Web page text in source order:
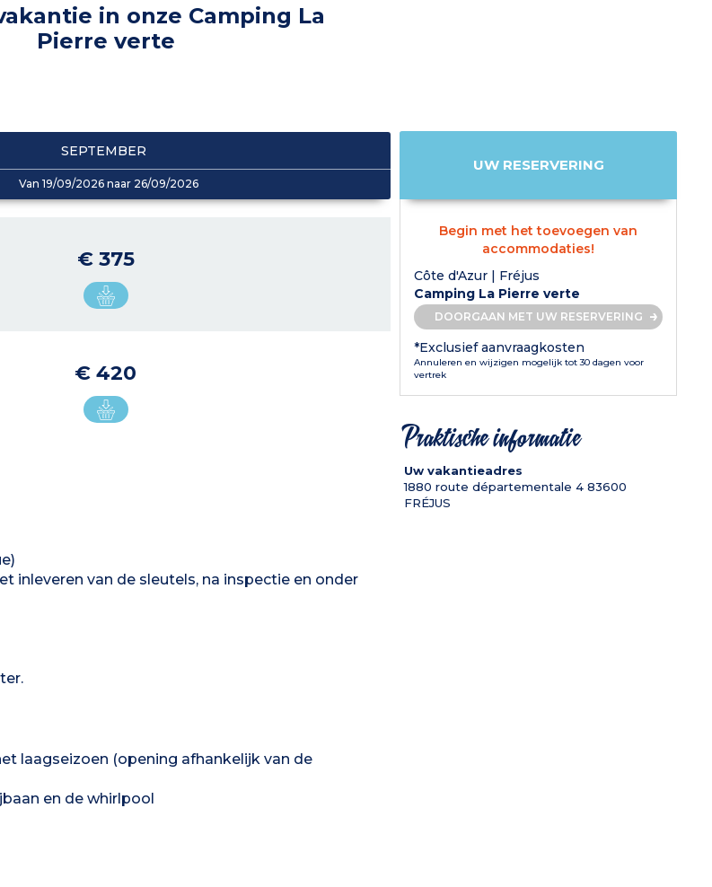
in onze Camping La
Pierre verte
SEPTEMBER
Van 19/09/2026 naar 26/09/2026
€ 375
€ 420
inleveren van de sleutels, na inspectie en onder
laagseizoen (opening afhankelijk van de
en de whirlpool
UW RESERVERING
Begin met het toevoegen van
accommodaties!
Côte d'Azur | Fréjus
Camping La Pierre verte
DOORGAAN MET UW RESERVERING
*Exclusief aanvraagkosten
Annuleren en wijzigen mogelijk tot 30 dagen voor
vertrek
Praktische informatie
Uw vakantieadres
1880 route départementale 4 83600
FRÉJUS